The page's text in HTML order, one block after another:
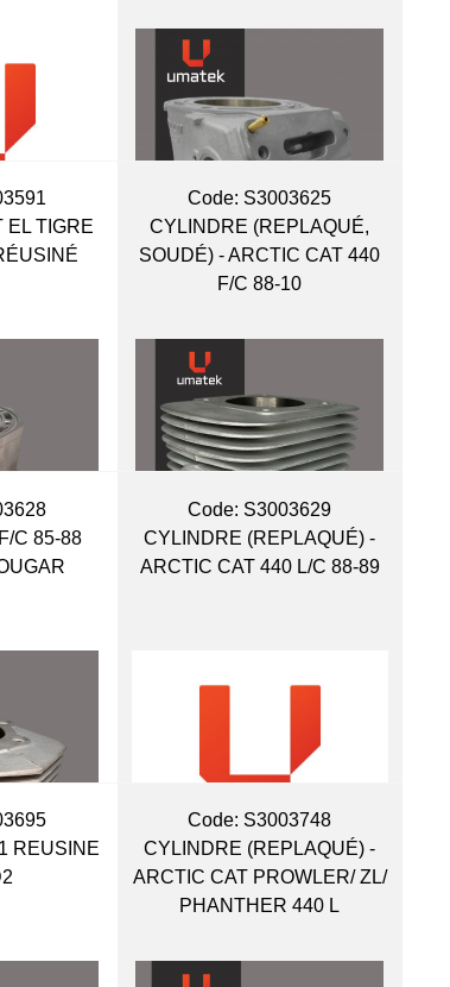
EL TIGRE
Code: S3003625
CYLINDRE (REPLAQUÉ,
SOUDÉ) - ARCTIC CAT 440
F/C 88-10
C 85-88
Code: S3003629
CYLINDRE (REPLAQUÉ) -
ARCTIC CAT 440 L/C 88-89
REUSINE
Code: S3003748
CYLINDRE (REPLAQUÉ) -
ARCTIC CAT PROWLER/ ZL/
PHANTHER 440 L